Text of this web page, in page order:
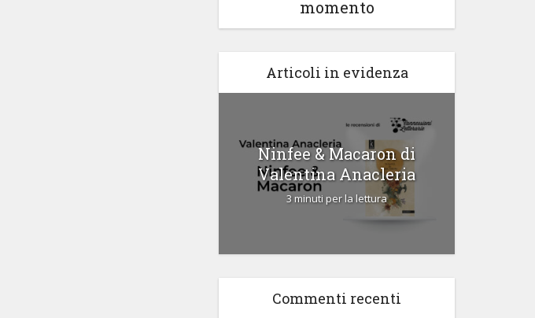
momento
Articoli in evidenza
Ninfee & Macaron di
Valentina Anacleria
3 minuti per la lettura
Commenti recenti